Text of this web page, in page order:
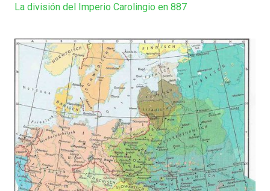
La división del Imperio Carolingio en 887